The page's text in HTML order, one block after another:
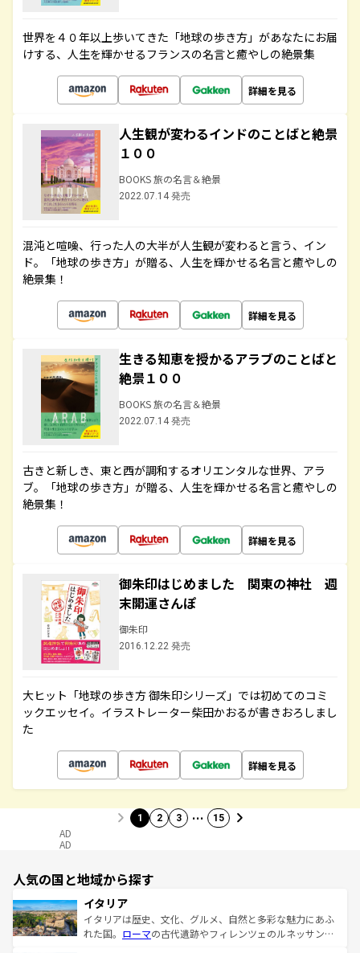
世界を４０年以上歩いてきた「地球の歩き方」があなたにお届
けする、人生を輝かせるフランスの名言と癒やしの絶景集
詳細を見る
人生観が変わるインドのことばと絶景
１００
BOOKS 旅の名言＆絶景
2022.07.14 発売
混沌と喧噪、行った人の大半が人生観が変わると言う、イン
ド。「地球の歩き方」が贈る、人生を輝かせる名言と癒やしの
絶景集！
詳細を見る
生きる知恵を授かるアラブのことばと
絶景１００
BOOKS 旅の名言＆絶景
2022.07.14 発売
古きと新しき、東と西が調和するオリエンタルな世界、アラ
ブ。「地球の歩き方」が贈る、人生を輝かせる名言と癒やしの
絶景集！
詳細を見る
御朱印はじめました 関東の神社 週
末開運さんぽ
御朱印
2016.12.22 発売
大ヒット「地球の歩き方 御朱印シリーズ」では初めてのコミ
ックエッセイ。イラストレーター柴田かおるが書きおろしまし
た
詳細を見る
1 2 3 … 15
AD
AD
人気の国と地域から探す
イタリア
イタリアは歴史、文化、グルメ、自然と多彩な魅力にあふ
れた国。 ローマの古代遺跡やフィレンツェのルネッサンス